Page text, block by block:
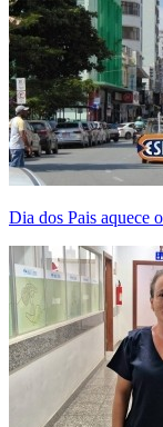
Dia dos Pais aquece